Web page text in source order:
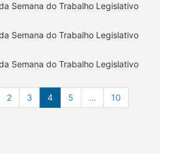
Semana do Trabalho Legislativo
Semana do Trabalho Legislativo
Semana do Trabalho Legislativo
2 3 4 5 ...
10